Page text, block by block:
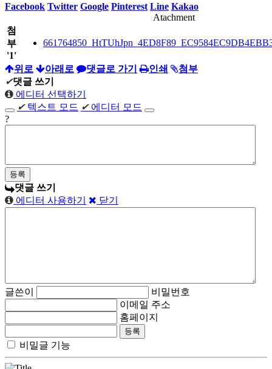
Facebook Twitter Google Pinterest Line Kakao
Atachment
첨
부
'1'
위로 아래로 댓글로 가기 인쇄
첨부
✔댓글 쓰기
에디터 선택하기
✔ 텍스트 모드 ✔ 에디터 모드
?
댓글 쓰기
에디터 사용하기
닫기
글쓴이
비밀번호
이메일 주소
홈페이지
비밀글 기능